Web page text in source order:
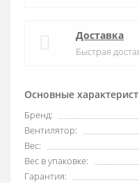
Основные
Бренд:
Вентилятор:
Вес:
Вес в упаковке:
Гарантия:
Доставка
Быстрая